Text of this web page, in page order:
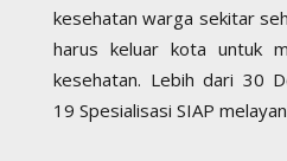
kesehatan warga sekitar
harus keluar kota untuk
kesehatan. Lebih dari 30
19 Spesialisasi SIAP